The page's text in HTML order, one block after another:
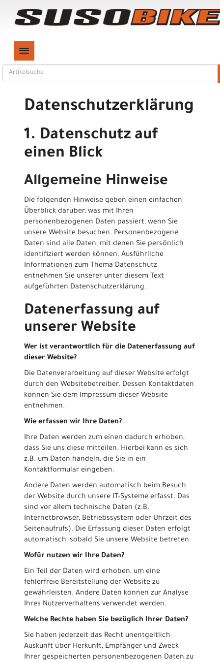
TOGGLE NAVIGATION
Datenschutzerklärung
1. Datenschutz auf
einen Blick
Allgemeine Hinweise
Die folgenden Hinweise geben einen einfachen
Überblick darüber, was mit Ihren
personenbezogenen Daten passiert, wenn Sie
unsere Website besuchen. Personenbezogene
Daten sind alle Daten, mit denen Sie persönlich
identifiziert werden können. Ausführliche
Informationen zum Thema Datenschutz
entnehmen Sie unserer unter diesem Text
aufgeführten Datenschutzerklärung.
Datenerfassung auf
unserer Website
Wer ist verantwortlich für die Datenerfassung auf
dieser Website?
Die Datenverarbeitung auf dieser Website erfolgt
durch den Websitebetreiber. Dessen Kontaktdaten
können Sie dem Impressum dieser Website
entnehmen.
Wie erfassen wir Ihre Daten?
Ihre Daten werden zum einen dadurch erhoben,
dass Sie uns diese mitteilen. Hierbei kann es sich
z.B. um Daten handeln, die Sie in ein
Kontaktformular eingeben.
Andere Daten werden automatisch beim Besuch
der Website durch unsere IT-Systeme erfasst. Das
sind vor allem technische Daten (z.B.
Internetbrowser, Betriebssystem oder Uhrzeit des
Seitenaufrufs). Die Erfassung dieser Daten erfolgt
automatisch, sobald Sie unsere Website betreten.
Wofür nutzen wir Ihre Daten?
Ein Teil der Daten wird erhoben, um eine
fehlerfreie Bereitstellung der Website zu
gewährleisten. Andere Daten können zur Analyse
Ihres Nutzerverhaltens verwendet werden.
Welche Rechte haben Sie bezüglich Ihrer Daten?
Sie haben jederzeit das Recht unentgeltlich
Auskunft über Herkunft, Empfänger und Zweck
Ihrer gespeicherten personenbezogenen Daten zu